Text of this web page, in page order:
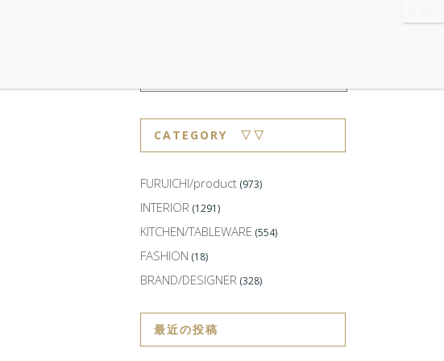
CATEGORY ▽▽
FURUICHI/product (973)
INTERIOR (1291)
KITCHEN/TABLEWARE (554)
FASHION (18)
BRAND/DESIGNER (328)
最近の投稿